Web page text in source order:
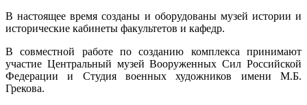
В настоящее время созданы и оборудованы музей истории и
исторические кабинеты факультетов и кафедр.
В совместной работе по созданию комплекса принимают
участие Центральный музей Вооруженных Сил Российской
Федерации и Студия военных художников имени М.Б.
Грекова.